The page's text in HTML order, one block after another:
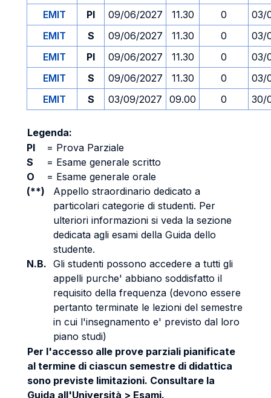
EMIT
PI 09/06/2027 11.30 0
03/
EMIT
S 09/06/2027 11.30 0
03/
EMIT
PI 09/06/2027 11.30 0
03/
EMIT
S 09/06/2027 11.30 0
03/
EMIT
S 03/09/2027 09.00 0 30/
Legenda:
PI
= Prova Parziale
S
= Esame generale scritto
O
= Esame generale orale
(**)
Appello straordinario dedicato a
particolari categorie di studenti. Per
ulteriori informazioni si veda la sezione
dedicata agli esami della Guida dello
studente.
N.B. Gli studenti possono accedere a tutti gli
appelli purche' abbiano soddisfatto il
requisito della frequenza (devono essere
pertanto terminate le lezioni del semestre
in cui l'insegnamento e' previsto dal loro
piano studi)
Per l'accesso alle prove parziali pianificate
al termine di ciascun semestre di didattica
sono previste limitazioni. Consultare la
Guida all'Università > Esami.